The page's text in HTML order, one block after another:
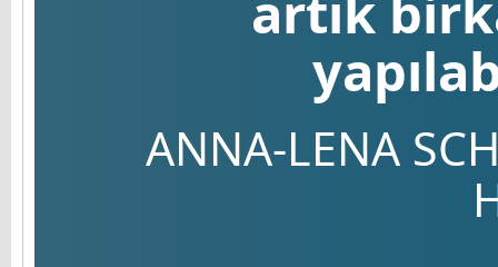
ANNA-LENA